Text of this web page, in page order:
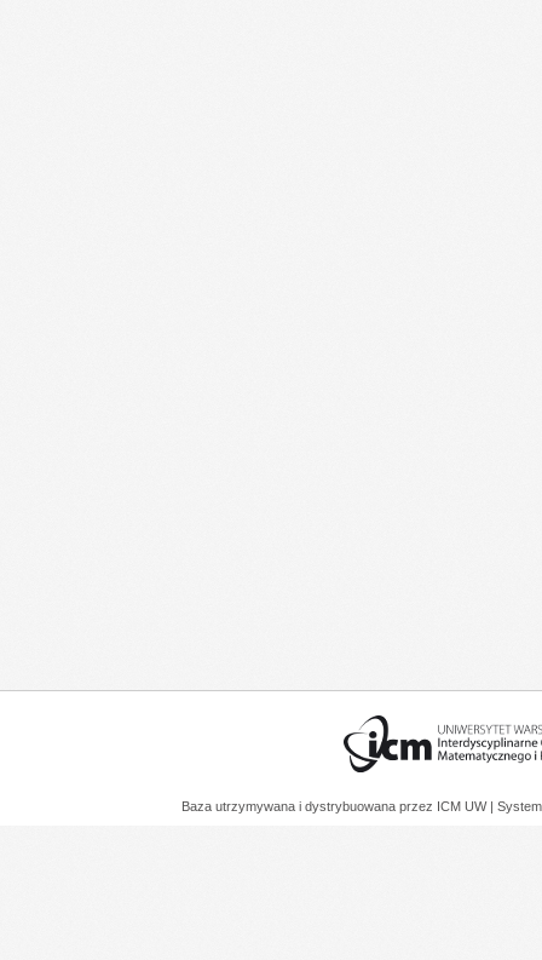
Baza utrzymywana i dystrybuowana przez ICM UW |